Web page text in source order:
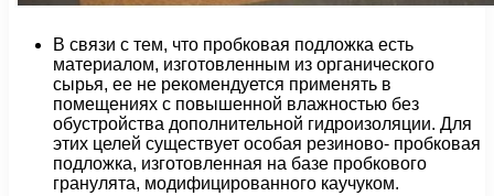
В связи с тем, что пробковая подложка есть
материалом, изготовленным из органического
сырья, ее не рекомендуется применять в
помещениях с повышенной влажностью без
обустройства дополнительной гидроизоляции. Для
этих целей существует особая резиново- пробковая
подложка, изготовленная на базе пробкового
гранулята, модифицированного каучуком.